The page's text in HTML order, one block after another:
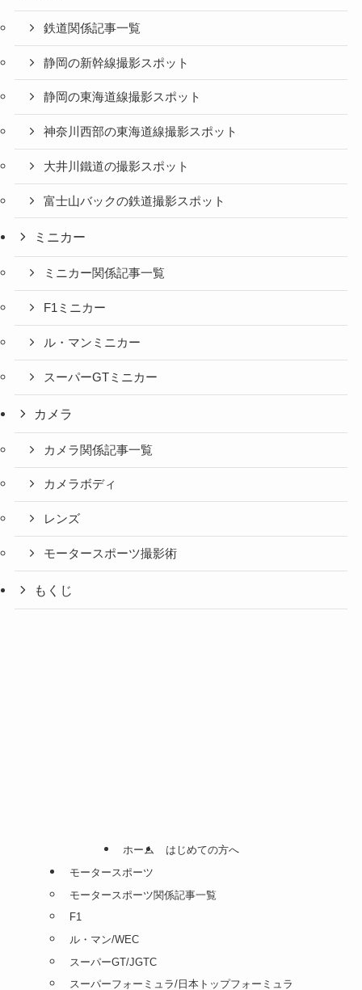
鉄道関係記事一覧
静岡の新幹線撮影スポット
静岡の東海道線撮影スポット
神奈川西部の東海道線撮影スポット
大井川鐵道の撮影スポット
富士山バックの鉄道撮影スポット
ミニカー
ミニカー関係記事一覧
F1ミニカー
ル・マンミニカー
スーパーGTミニカー
カメラ
カメラ関係記事一覧
カメラボディ
レンズ
モータースポーツ撮影術
もくじ
ホーム
はじめての方へ
モータースポーツ
モータースポーツ関係記事一覧
F1
ル・マン/WEC
スーパーGT/JGTC
スーパーフォーミュラ/日本トップフォーミュラ